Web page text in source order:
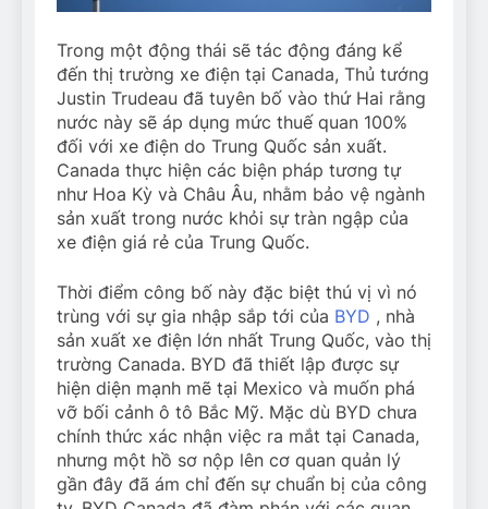
Trong một động thái sẽ tác động đáng kể
đến thị trường xe điện tại Canada, Thủ tướng
Justin Trudeau đã tuyên bố vào thứ Hai rằng
nước này sẽ áp dụng mức thuế quan 100%
đối với xe điện do Trung Quốc sản xuất.
Canada thực hiện các biện pháp tương tự
như Hoa Kỳ và Châu Âu, nhằm bảo vệ ngành
sản xuất trong nước khỏi sự tràn ngập của
xe điện giá rẻ của Trung Quốc.
Thời điểm công bố này đặc biệt thú vị vì nó
trùng với sự gia nhập sắp tới của BYD , nhà
sản xuất xe điện lớn nhất Trung Quốc, vào thị
trường Canada. BYD đã thiết lập được sự
hiện diện mạnh mẽ tại Mexico và muốn phá
vỡ bối cảnh ô tô Bắc Mỹ. Mặc dù BYD chưa
chính thức xác nhận việc ra mắt tại Canada,
nhưng một hồ sơ nộp lên cơ quan quản lý
gần đây đã ám chỉ đến sự chuẩn bị của công